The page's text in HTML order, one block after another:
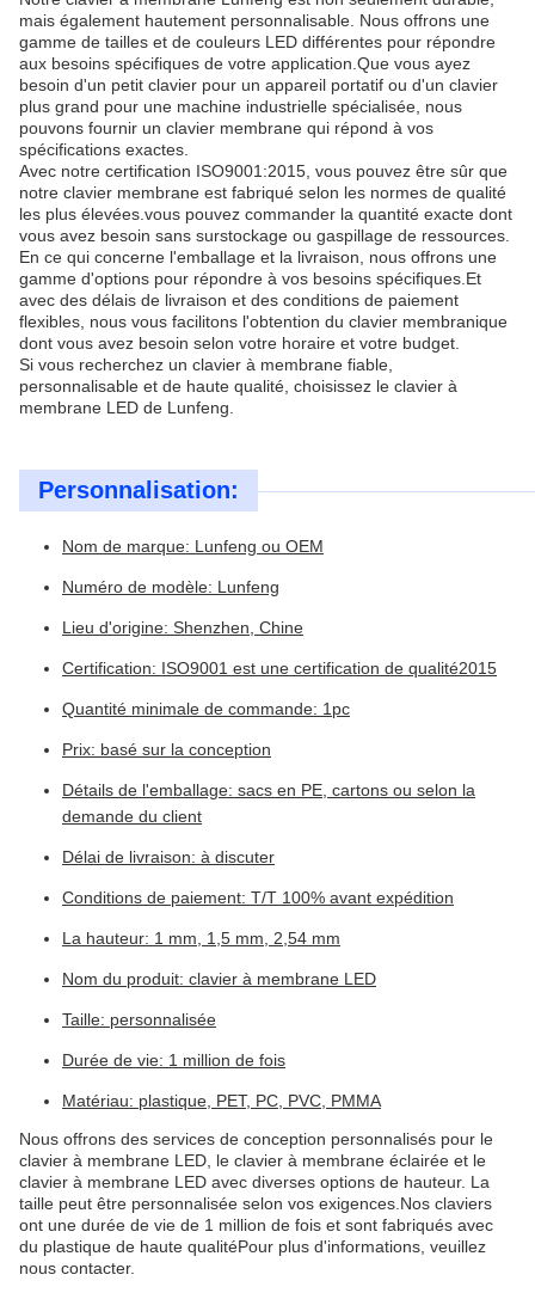
mais également hautement personnalisable. Nous offrons une
gamme de tailles et de couleurs LED différentes pour répondre
aux besoins spécifiques de votre application.Que vous ayez
besoin d'un petit clavier pour un appareil portatif ou d'un clavier
plus grand pour une machine industrielle spécialisée, nous
pouvons fournir un clavier membrane qui répond à vos
spécifications exactes.
Avec notre certification ISO9001:2015, vous pouvez être sûr que
notre clavier membrane est fabriqué selon les normes de qualité
les plus élevées.vous pouvez commander la quantité exacte dont
vous avez besoin sans surstockage ou gaspillage de ressources.
En ce qui concerne l'emballage et la livraison, nous offrons une
gamme d'options pour répondre à vos besoins spécifiques.Et
avec des délais de livraison et des conditions de paiement
flexibles, nous vous facilitons l'obtention du clavier membranique
dont vous avez besoin selon votre horaire et votre budget.
Si vous recherchez un clavier à membrane fiable,
personnalisable et de haute qualité, choisissez le clavier à
membrane LED de Lunfeng.
Personnalisation:
Nom de marque: Lunfeng ou OEM
Numéro de modèle: Lunfeng
Lieu d'origine: Shenzhen, Chine
Certification: ISO9001 est une certification de qualité2015
Quantité minimale de commande: 1pc
Prix: basé sur la conception
Détails de l'emballage: sacs en PE, cartons ou selon la
demande du client
Délai de livraison: à discuter
Conditions de paiement: T/T 100% avant expédition
La hauteur: 1 mm, 1,5 mm, 2,54 mm
Nom du produit: clavier à membrane LED
Taille: personnalisée
Durée de vie: 1 million de fois
Matériau: plastique, PET, PC, PVC, PMMA
Nous offrons des services de conception personnalisés pour le
clavier à membrane LED, le clavier à membrane éclairée et le
clavier à membrane LED avec diverses options de hauteur. La
taille peut être personnalisée selon vos exigences.Nos claviers
ont une durée de vie de 1 million de fois et sont fabriqués avec
du plastique de haute qualitéPour plus d'informations, veuillez
nous contacter.